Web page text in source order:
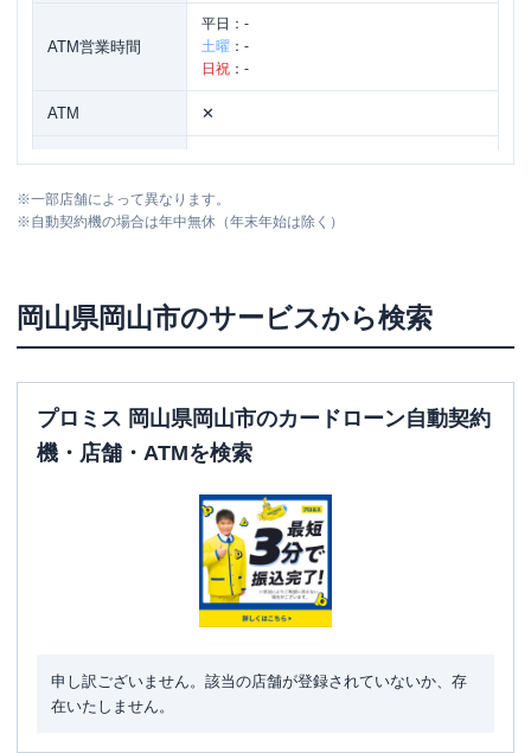
ATM営業時間
平日： -
土曜 ： -
日祝 ： -
ATM ✕
住所
岡山県岡山市北区奥田南町５－１４ 武
田ビル１Ｆ
名称
【2026/5/31閉店】大安寺店 無人
契約コーナー
日祝 ：09:00-21:00
平日：-
日祝：-
✕
〇
※一部店舗によって異なります。
※自動契約機の場合は年中無休（年末年始は除く）
岡山県岡山市のサービスから検索
プロミス 岡山県岡山市のカードローン自動契約
機・店舗・ATMを検索
申し訳ございません。該当の店舗が登録されていないか、存
在いたしません。